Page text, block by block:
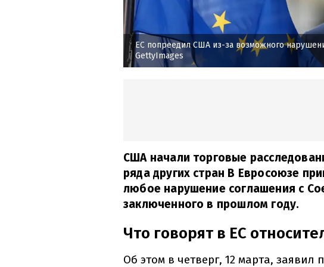
ЕС попреедил США из-за возможного
GettyImages
США начали торговые
ряда других стран В Евросоюзе
любое нарушение соглашения с
заключенного в прошлом году.
Что говорят в ЕС
Об этом в четверг, 12 марта, заявил